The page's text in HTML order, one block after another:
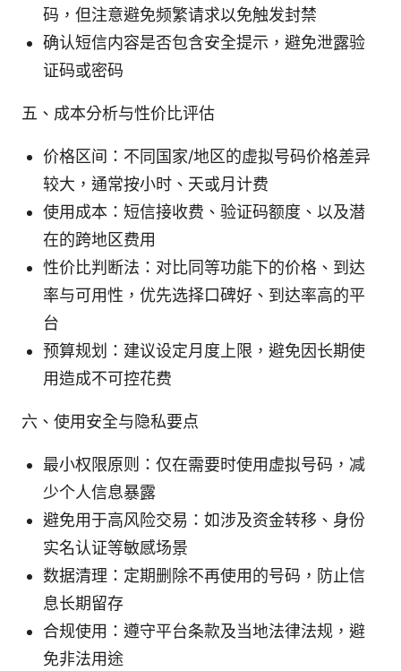
码，但注意避免频繁请求以免触发封禁
确认短信内容是否包含安全提示，避免泄露验
证码或密码
五、成本分析与性价比评估
价格区间：不同国家/地区的虚拟号码价格差异
较大，通常按小时、天或月计费
使用成本：短信接收费、验证码额度、以及潜
在的跨地区费用
性价比判断法：对比同等功能下的价格、到达
率与可用性，优先选择口碑好、到达率高的平
台
预算规划：建议设定月度上限，避免因长期使
用造成不可控花费
六、使用安全与隐私要点
最小权限原则：仅在需要时使用虚拟号码，减
少个人信息暴露
避免用于高风险交易：如涉及资金转移、身份
实名认证等敏感场景
数据清理：定期删除不再使用的号码，防止信
息长期留存
合规使用：遵守平台条款及当地法律法规，避
免非法用途